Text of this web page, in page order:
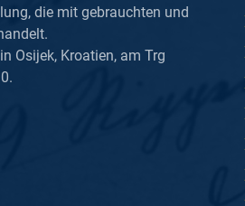
die mit gebrauchten und
Osijek, Kroatien, am Trg